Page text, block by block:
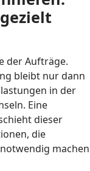
der Aufträge.
bleibt nur dann
in der
Eine
dieser
die
machen